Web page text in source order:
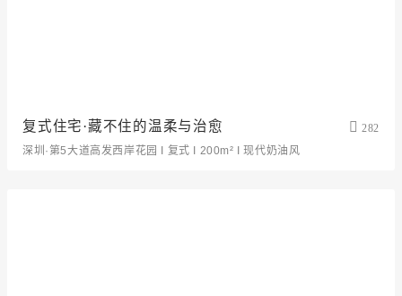
复式住宅·藏不住的温柔与治愈
282
深圳·第5大道高发西岸花园 I 复式 I 200m² I 现代奶油风